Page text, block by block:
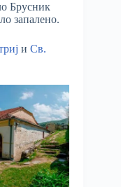
Брусник
запалено.
и Св.